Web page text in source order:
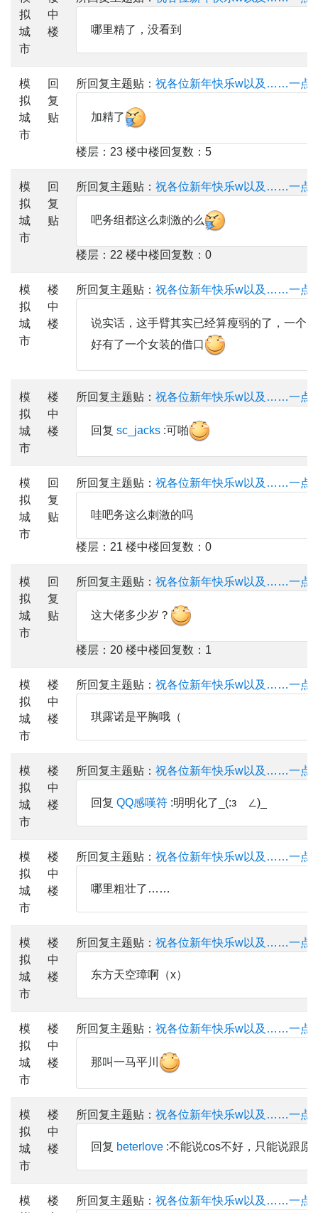
拟
城
市
中
楼
哪里精了，没看到
模
拟
城
市
回
复
贴
所回复主题贴： 祝各位新年快乐w以及……一点
加精了
楼层：23 楼中楼回复数：5
模
拟
城
市
回
复
贴
所回复主题贴： 祝各位新年快乐w以及……一点
吧务组都这么刺激的么
楼层：22 楼中楼回复数：0
模
拟
城
市
楼
中
楼
所回复主题贴： 祝各位新年快乐w以及……一点
说实话，这手臂其实已经算瘦弱的了，一个
好有了一个女装的借口
模
拟
城
市
楼
中
楼
所回复主题贴： 祝各位新年快乐w以及……一点
回复 sc_jacks :可啪
模
拟
城
市
回
复
贴
所回复主题贴： 祝各位新年快乐w以及……一点
哇吧务这么刺激的吗
楼层：21 楼中楼回复数：0
模
拟
城
市
回
复
贴
所回复主题贴： 祝各位新年快乐w以及……一点
这大佬多少岁？
楼层：20 楼中楼回复数：1
模
拟
城
市
楼
中
楼
所回复主题贴： 祝各位新年快乐w以及……一点
琪露诺是平胸哦（
模
拟
城
市
楼
中
楼
所回复主题贴： 祝各位新年快乐w以及……一点
回复 QQ感嘆符 :明明化了_(:зゝ∠)_
模
拟
城
市
楼
中
楼
所回复主题贴： 祝各位新年快乐w以及……一点
哪里粗壮了……
模
拟
城
市
楼
中
楼
所回复主题贴： 祝各位新年快乐w以及……一点
东方天空璋啊（x）
模
拟
城
市
楼
中
楼
所回复主题贴： 祝各位新年快乐w以及……一点
那叫一马平川
模
拟
城
市
楼
中
楼
所回复主题贴： 祝各位新年快乐w以及……一点
回复 beterlove :不能说cos不好，只能说跟原
模
楼
所回复主题贴： 祝各位新年快乐w以及……一点